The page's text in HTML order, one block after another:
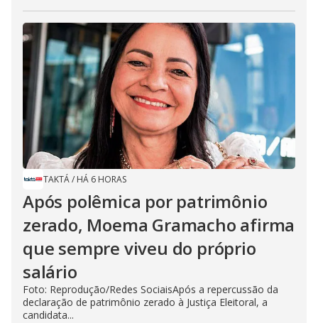
TAKTÁ/ HÁ 6 HORAS
Após polêmica por patrimônio
zerado, Moema Gramacho afirma
que sempre viveu do próprio
salário
Foto: Reprodução/Redes SociaisApós a repercussão da
declaração de patrimônio zerado à Justiça Eleitoral, a
candidata...